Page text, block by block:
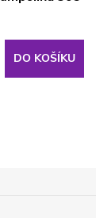
DO KOŠÍKU